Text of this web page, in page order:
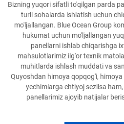
Bizning yuqori sifatli to'qilgan parda
turli sohalarda ishlatish uchun
mo'ljallangan. Blue Ocean Group
hukumat uchun mo'ljallangan
panellarni ishlab chiqarishga
mahsulotlarimiz ilg'or texnik
muhitlarda ishlash muddati va
Quyoshdan himoya qopqog'i,
yechimlarga ehtiyoj sezilsa
panellarimiz ajoyib natijalar